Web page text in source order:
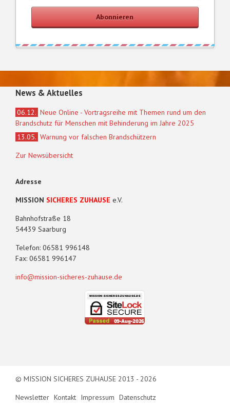
Abonnieren
News & Aktuelles
06.12. Neue Online - Vortragsreihe mit Themen rund um den
Brandschutz für Menschen mit Behinderung im Jahre 2025
13.05. Warnung vor falschen Brandschützern
Zur Newsübersicht
Adresse
MISSION SICHERES ZUHAUSE e.V.
Bahnhofstraße 18
54439 Saarburg
Telefon: 06581 996148
Fax: 06581 996147
info@mission-sicheres-zuhause.de
© MISSION SICHERES ZUHAUSE 2013 - 2026
Newsletter Kontakt Impressum Datenschutz